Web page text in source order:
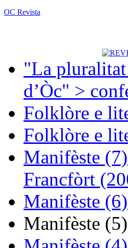
OC Revista
"La pluralitat
d’Òc" >
Folklòre e
Folklòre e
Manifèste
Francfòrt
Manifèste
Manifèste